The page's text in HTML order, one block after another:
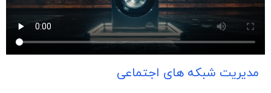
مدیریت شبکه های اجتماعی